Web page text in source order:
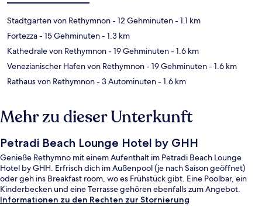
Stadtgarten von Rethymnon- 12 Gehminuten- 1.1 km
Fortezza- 15 Gehminuten- 1.3 km
Kathedrale von Rethymnon- 19 Gehminuten- 1.6 km
Venezianischer Hafen von Rethymnon- 19 Gehminuten- 1.6 km
Rathaus von Rethymnon- 3 Autominuten- 1.6 km
Mehr zu dieser Unterkunft
Petradi Beach Lounge Hotel by GHH
Genieße Rethymno mit einem Aufenthalt im Petradi Beach Lounge
Hotel by GHH. Erfrisch dich im Außenpool (je nach Saison geöffnet)
oder geh ins Breakfast room, wo es Frühstück gibt. Eine Poolbar, ein
Kinderbecken und eine Terrasse gehören ebenfalls zum Angebot.
Informationen zu den Rechten zur Stornierung